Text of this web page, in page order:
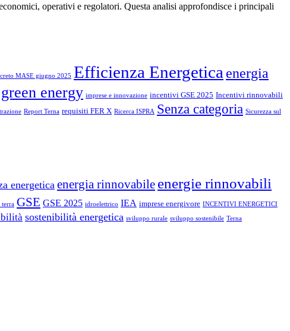
operativi e regolatori. Questa analisi approfondisce i principali
MASE giugno 2025 Efficienza Energetica energia
green energy imprese e innovazione incentivi GSE 2025 Incentivi rinnovabili
Report Terna requisiti FER X Ricerca ISPRA Senza categoria Sicurezza sul
energetica energia rinnovabile energie rinnovabili
terra GSE GSE 2025 idroelettrico IEA imprese energivore INCENTIVI ENERGETICI
sostenibilità energetica sviluppo rurale sviluppo sostenibile Terna